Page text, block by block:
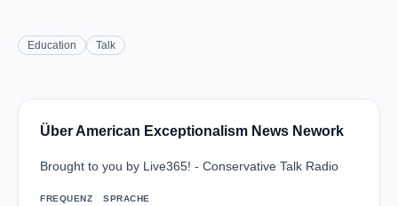
Education Talk
Über American Exceptionalism News Nework
Brought to you by Live365! - Conservative Talk Radio
FREQUENZ SPRACHE